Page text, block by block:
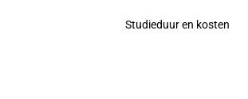
Studieduur en kosten